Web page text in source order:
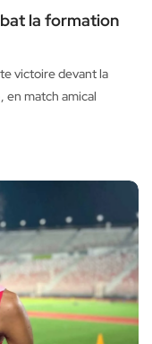
bat la formation
victoire devant la
en match amical